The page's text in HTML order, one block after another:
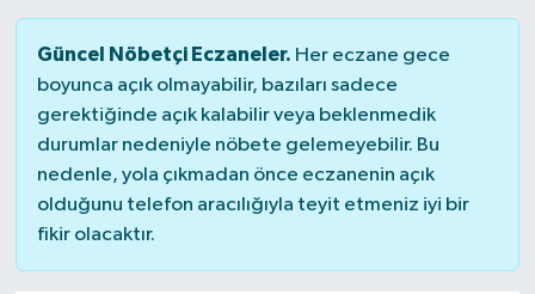
Güncel Nöbetçi Eczaneler. Her eczane gece
boyunca açık olmayabilir, bazıları sadece
gerektiğinde açık kalabilir veya beklenmedik
durumlar nedeniyle nöbete gelemeyebilir. Bu
nedenle, yola çıkmadan önce eczanenin açık
olduğunu telefon aracılığıyla teyit etmeniz iyi bir
fikir olacaktır.